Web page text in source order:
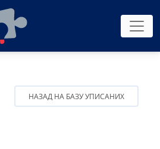
НАЗАД НА БАЗУ УПИСАНИХ